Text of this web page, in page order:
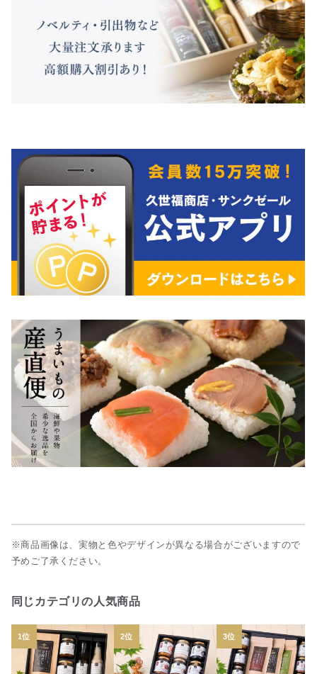
※商品画像は、実物と色やデザインが異なる場合がございますので
予めご了承ください。
同じカテゴリの人気商品